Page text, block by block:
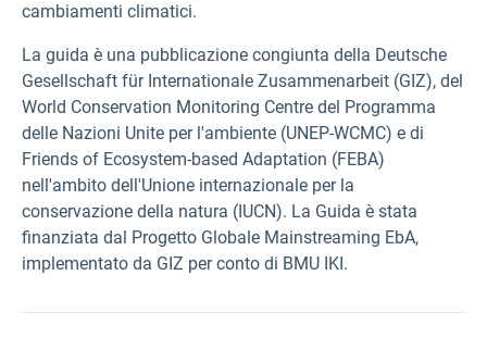
cambiamenti climatici.
La guida è una pubblicazione congiunta della Deutsche
Gesellschaft für Internationale Zusammenarbeit (GIZ), del
World Conservation Monitoring Centre del Programma
delle Nazioni Unite per l'ambiente (UNEP-WCMC) e di
Friends of Ecosystem-based Adaptation (FEBA)
nell'ambito dell'Unione internazionale per la
conservazione della natura (IUCN). La Guida è stata
finanziata dal Progetto Globale Mainstreaming EbA,
implementato da GIZ per conto di BMU IKI.